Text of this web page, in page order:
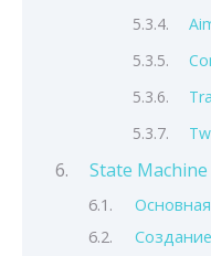
State Machine